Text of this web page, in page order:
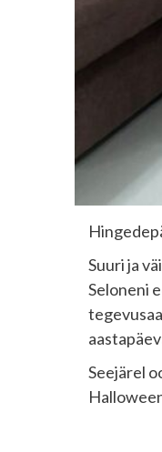
Suuri ja
Seloneni
Seejärel